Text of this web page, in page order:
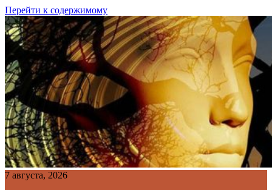
Перейти к содержимому
7 августа, 2026